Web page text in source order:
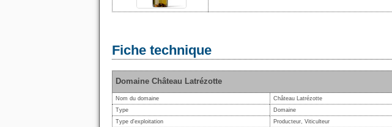
Fiche technique
Domaine Château Latrézotte
Nom du domaine
Château Latrézotte
Type
Domaine
Type d'exploitation
Producteur, Viticulteur